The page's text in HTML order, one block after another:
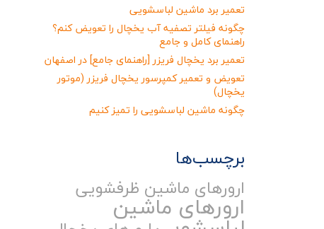
تعمیر برد ماشین لباسشویی
چگونه فیلتر تصفیه آب یخچال را تعویض کنم؟
راهنمای کامل و جامع
تعمیر برد یخچال فریزر [راهنمای جامع] در اصفهان
تعویض و تعمیر کمپرسور یخچال فریزر (موتور
یخچال)
چگونه ماشین لباسشویی را تمیز کنیم
برچسب‌ها
ارورهای ماشین ظرفشویی
ارورهای ماشین